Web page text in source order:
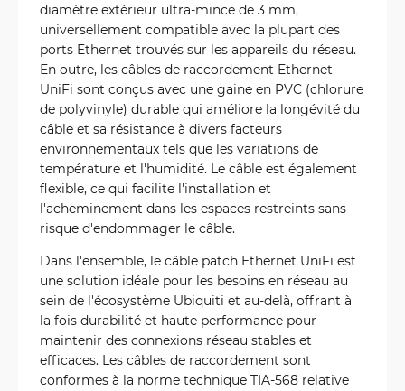
diamètre extérieur ultra-mince de 3 mm,
universellement compatible avec la plupart des
ports Ethernet trouvés sur les appareils du réseau.
En outre, les câbles de raccordement Ethernet
UniFi sont conçus avec une gaine en PVC (chlorure
de polyvinyle) durable qui améliore la longévité du
câble et sa résistance à divers facteurs
environnementaux tels que les variations de
température et l'humidité. Le câble est également
flexible, ce qui facilite l'installation et
l'acheminement dans les espaces restreints sans
risque d'endommager le câble.
Dans l'ensemble, le câble patch Ethernet UniFi est
une solution idéale pour les besoins en réseau au
sein de l'écosystème Ubiquiti et au-delà, offrant à
la fois durabilité et haute performance pour
maintenir des connexions réseau stables et
efficaces. Les câbles de raccordement sont
conformes à la norme technique TIA-568 relative